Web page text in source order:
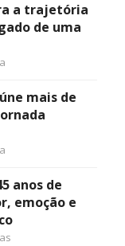
a trajetória
de uma
mais de
anos de
emoção e